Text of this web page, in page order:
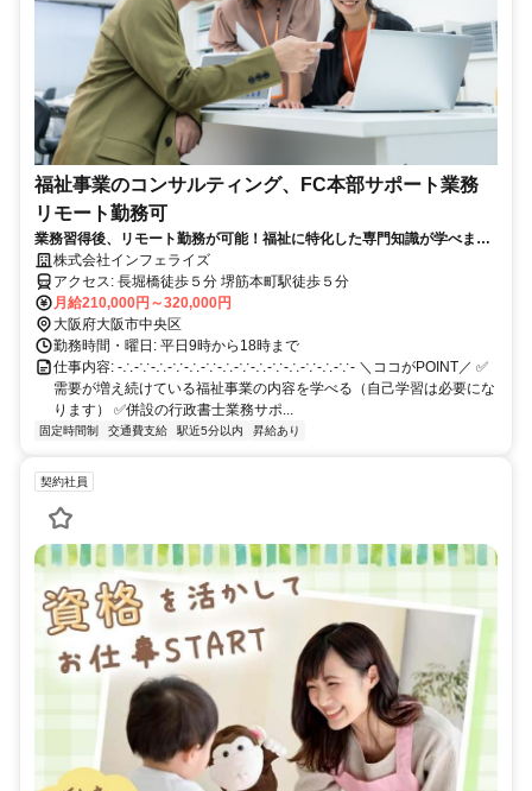
福祉事業のコンサルティング、FC本部サポート業務
リモート勤務可
業務習得後、リモート勤務が可能！福祉に特化した専門知識が学べま
す。株式会社インフェライズ
アクセス: 長堀橋徒歩５分 堺筋本町駅徒歩５分
月給210,000円～320,000円
大阪府大阪市中央区
勤務時間・曜日: 平日9時から18時まで
仕事内容: -∴-∵-∴-∵-∴-∵-∴-∵-∴-∵-∴-∵-∴-∵- ＼ココがPOINT／ ✅
需要が増え続けている福祉事業の内容を学べる（自己学習は必要にな
ります） ✅併設の行政書士業務サポ...
固定時間制 交通費支給 駅近5分以内 昇給あり
契約社員